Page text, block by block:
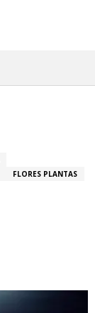
FLORES PLANTAS